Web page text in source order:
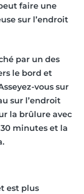
faire une
sur l’endroit
par un des
le bord et
vous sur
sur l’endroit
la brûlure avec
minutes et la
est plus